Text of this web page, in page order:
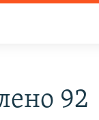
92